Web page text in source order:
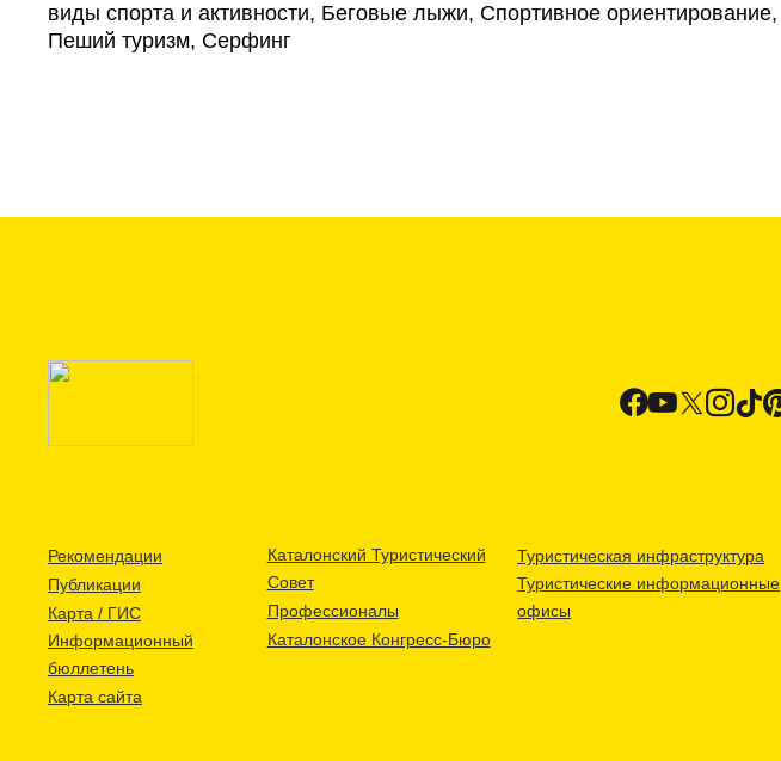
виды спорта и активности, Беговые лыжи, Спортивное ориентирование,
Пеший туризм, Серфинг
Рекомендации
Публикации
Карта / ГИС
Информационный
бюллетень
Карта сайта
Каталонский Туристический
Совет
Профессионалы
Каталонское Конгресс-Бюро
Туристическая инфраструктура
Туристические информационные
офисы